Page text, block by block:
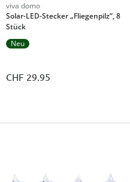
viva domo
Solar-LED-Stecker „Fliegenpilz“, 8
Stück
Neu
CHF 29.95